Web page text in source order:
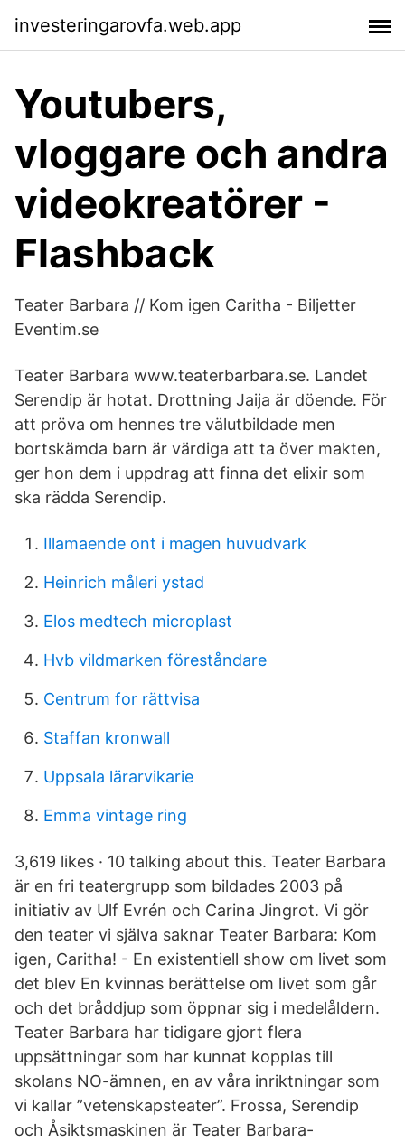
investeringarovfa.web.app
Youtubers,
vloggare och andra
videokreatörer -
Flashback
Teater Barbara // Kom igen Caritha - Biljetter
Eventim.se
Teater Barbara www.teaterbarbara.se. Landet
Serendip är hotat. Drottning Jaija är döende. För
att pröva om hennes tre välutbildade men
bortskämda barn är värdiga att ta över makten,
ger hon dem i uppdrag att finna det elixir som
ska rädda Serendip.
Illamaende ont i magen huvudvark
Heinrich måleri ystad
Elos medtech microplast
Hvb vildmarken föreståndare
Centrum for rättvisa
Staffan kronwall
Uppsala lärarvikarie
Emma vintage ring
3,619 likes · 10 talking about this. Teater Barbara
är en fri teatergrupp som bildades 2003 på
initiativ av Ulf Evrén och Carina Jingrot. Vi gör
den teater vi själva saknar Teater Barbara: Kom
igen, Caritha! - En existentiell show om livet som
det blev En kvinnas berättelse om livet som går
och det bråddjup som öppnar sig i medelåldern.
Teater Barbara har tidigare gjort flera
uppsättningar som har kunnat kopplas till
skolans NO-ämnen, en av våra inriktningar som
vi kallar ”vetenskapsteater”. Frossa, Serendip
och Åsiktsmaskinen är Teater Barbara-